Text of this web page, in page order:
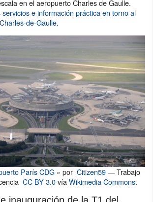
en el aeropuerto Charles de Gaulle.
servicios e información práctica en torno al
de-Gaulle.
París CDG » por Citizen59— Trabajo
CC BY 3.0víaWikimedia Commons.